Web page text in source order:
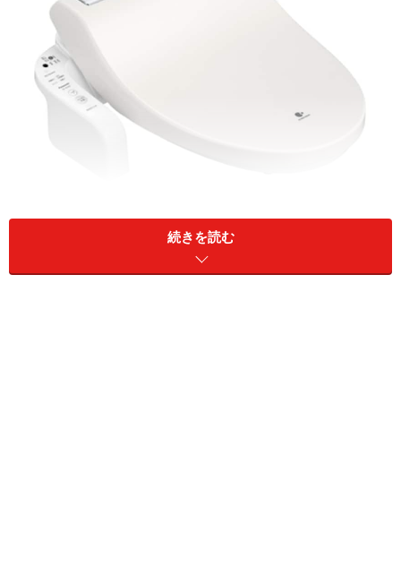
■便座と便器内表面の菌を抑制
続きを読む